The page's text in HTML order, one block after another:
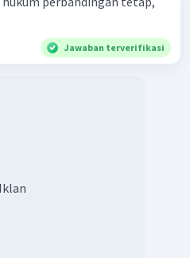
Jawaban terverifikasi
Iklan